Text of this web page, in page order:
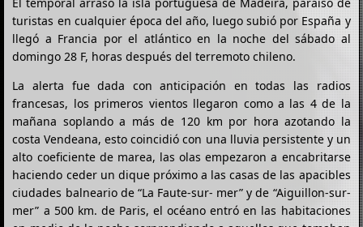
turistas en cualquier época del año, luego subió por España y
llegó a Francia por el atlántico en la noche del sábado al
domingo 28 F, horas después del terremoto chileno.
La alerta fue dada con anticipación en todas las radios
francesas, los primeros vientos llegaron como a las 4 de la
mañana soplando a más de 120 km por hora azotando la
costa Vendeana, esto coincidió con una lluvia persistente y un
alto coeficiente de marea, las olas empezaron a encabritarse
haciendo ceder un dique próximo a las casas de las apacibles
ciudades balneario de “La Faute-sur- mer” y de “Aiguillon-sur-
mer” a 500 km. de Paris, el océano entró en las habitaciones